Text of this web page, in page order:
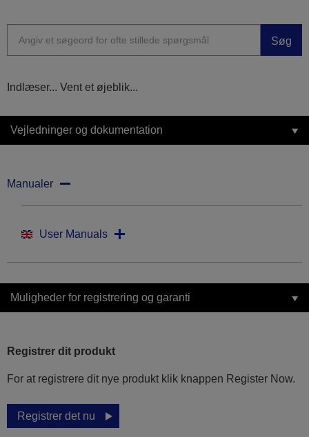
Søg
Indlæser... Vent et øjeblik...
Vejledninger og dokumentation
Manualer
User Manuals
Muligheder for registrering og garanti
Registrer dit produkt
For at registrere dit nye produkt klik knappen Register Now.
Registrer det nu